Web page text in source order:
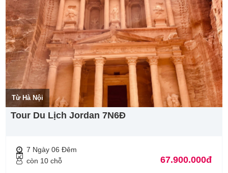
Từ Hà Nội
Tour Du Lịch Jordan 7N6Đ
7 Ngày 06 Đêm
còn 10 chỗ
67.900.000đ